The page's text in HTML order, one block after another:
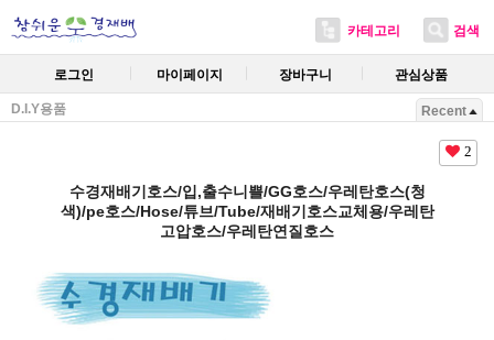
카테고리 검색
로그인 마이페이지 장바구니 관심상품
D.I.Y용품 Recent
2
수경재배기호스/입,출수니쁠/GG호스/우레탄호스(청
색)/pe호스/Hose/튜브/Tube/재배기호스교체용/우레탄
고압호스/우레탄연질호스